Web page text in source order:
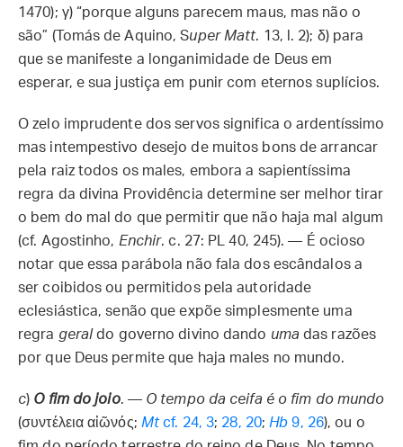
1470); γ) “porque alguns parecem maus, mas não o
são” (Tomás de Aquino, Super Matt. 13, l. 2); δ) para
que se manifeste a longanimidade de Deus em
esperar, e sua justiça em punir com eternos suplícios.
O zelo imprudente dos servos significa o ardentíssimo
mas intempestivo desejo de muitos bons de arrancar
pela raiz todos os males, embora a sapientíssima
regra da divina Providência determine ser melhor tirar
o bem do mal do que permitir que não haja mal algum
(cf. Agostinho, Enchir. c. 27: PL 40, 245). — É ocioso
notar que essa parábola não fala dos escândalos a
ser coibidos ou permitidos pela autoridade
eclesiástica, senão que expõe simplesmente uma
regra geral do governo divino dando umadas razões
por que Deus permite que haja males no mundo.
c) O fim do joio. — O tempo da ceifa é o fim do mundo
(συντέλεια αἰῶνός; Mtcf. 24, 3; 28, 20; Hb 9, 26), ou o